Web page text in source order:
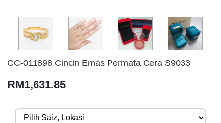
CC-011898 Cincin Emas Permata Cera S9033
RM1,631.85